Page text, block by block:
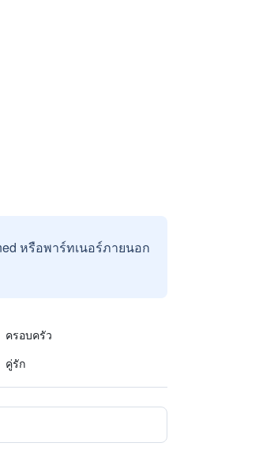
หรือพาร์ทเนอร์ภายนอก
ครอบครัว
คู่รัก